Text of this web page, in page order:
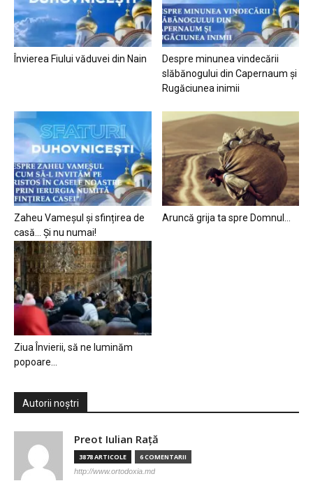
Învierea Fiului văduvei din Nain
Despre minunea vindecării
slăbănogului din Capernaum și
Rugăciunea inimii
Zaheu Vameșul și sfințirea de
casă… Și nu numai!
Aruncă grija ta spre Domnul…
Ziua Învierii, să ne luminăm
popoare…
Autorii noștri
Preot Iulian Raţă
3878 ARTICOLE 6 COMENTARII
http://www.ortodoxia.md